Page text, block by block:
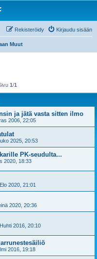
Kirjaudu sisään
Rekisteröidy
Muut
1/1
ja jätä vasta sitten ilmo
2006, 22:05
2025, 20:53
PK-seudulta...
2020, 18:33
2020, 21:01
2020, 20:36
2016, 20:10
2016, 19:18